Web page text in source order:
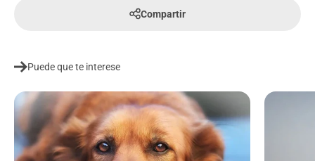
Compartir
Puede que te interese